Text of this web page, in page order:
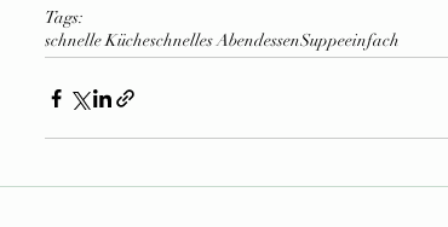
Tags:
schnelle Kücheschnelles AbendessenSuppeeinfach